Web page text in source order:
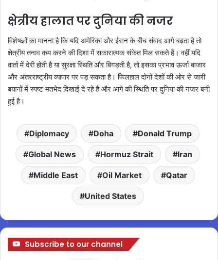
क्षेत्रीय हालात पर दुनिया की नजर
विशेषज्ञों का मानना है कि यदि अमेरिका और ईरान के बीच संवाद आगे बढ़ता है तो
क्षेत्रीय तनाव कम करने की दिशा में सकारात्मक संकेत मिल सकते हैं। वहीं यदि
वार्ता में देरी होती है या सुरक्षा स्थिति और बिगड़ती है, तो इसका प्रभाव ऊर्जा बाजार
और अंतरराष्ट्रीय व्यापार पर पड़ सकता है। फिलहाल दोनों देशों की ओर से जारी
बयानों में स्पष्ट मतभेद दिखाई दे रहे हैं और आगे की स्थिति पर दुनिया की नजर बनी
हुई है।
Diplomacy Doha Donald Trump
Global News Hormuz Strait Iran
Middle East Oil Market Qatar
United States
Subscribe to our channel